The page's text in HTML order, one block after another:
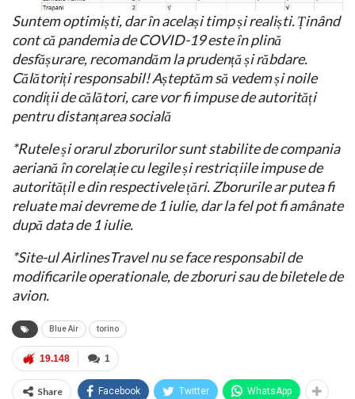
Suntem optimiști, dar în același timp și realiști. Ținând
cont că pandemia de COVID-19 este în plină
desfășurare, recomandăm la prudență și răbdare.
Călătoriți responsabil! Așteptăm să vedem și noile
condiții de călători, care vor fi impuse de autorități
pentru distanțarea socială
*Rutele și orarul zborurilor sunt stabilite de compania
aeriană în corelație cu legile și restricțiile impuse de
autoritățil e din respectivele țări. Zborurile ar putea fi
reluate mai devreme de 1 iulie, dar la fel pot fi amânate
după data de 1 iulie.
*Site-ul AirlinesTravel nu se face responsabil de
modificarile operationale, de zboruri sau de biletele de
avion.
Blue Air torino
1
19.148
Share Facebook Twitter WhatsApp